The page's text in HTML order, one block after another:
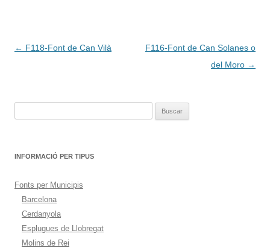
Navegación
← F118-Font de Can Vilà
F116-Font de Can Solanes o
del Moro →
INFORMACIÓ PER TIPUS
Fonts per Municipis
Barcelona
Cerdanyola
Esplugues de Llobregat
Molins de Rei